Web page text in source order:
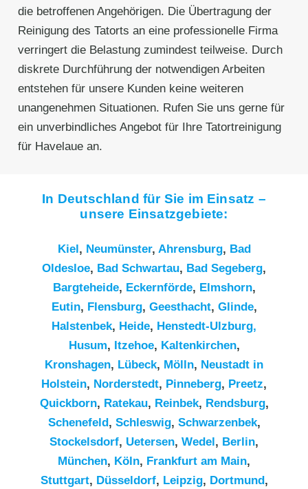
die betroffenen Angehörigen. Die Übertragung der
Reinigung des Tatorts an eine professionelle Firma
verringert die Belastung zumindest teilweise. Durch
diskrete Durchführung der notwendigen Arbeiten
entstehen für unsere Kunden keine weiteren
unangenehmen Situationen. Rufen Sie uns gerne für
ein unverbindliches Angebot für Ihre Tatortreinigung
für Havelaue an.
In Deutschland für Sie im Einsatz –
unsere Einsatzgebiete:
Kiel, Neumünster, Ahrensburg, Bad
Oldesloe, Bad Schwartau, Bad Segeberg,
Bargteheide, Eckernförde, Elmshorn,
Eutin, Flensburg, Geesthacht, Glinde,
Halstenbek, Heide, Henstedt-Ulzburg,
Husum, Itzehoe, Kaltenkirchen,
Kronshagen, Lübeck, Mölln, Neustadt in
Holstein, Norderstedt, Pinneberg, Preetz,
Quickborn, Ratekau, Reinbek, Rendsburg,
Schenefeld, Schleswig, Schwarzenbek,
Stockelsdorf, Uetersen, Wedel, Berlin,
München, Köln, Frankfurt am Main,
Stuttgart, Düsseldorf, Leipzig, Dortmund,